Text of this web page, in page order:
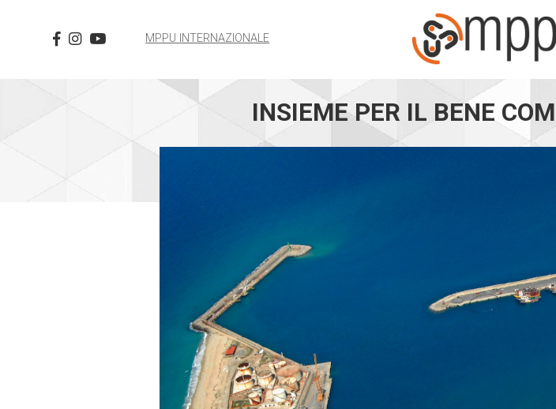
MPPU INTERNAZIONALE
INSIEME PER IL BENE